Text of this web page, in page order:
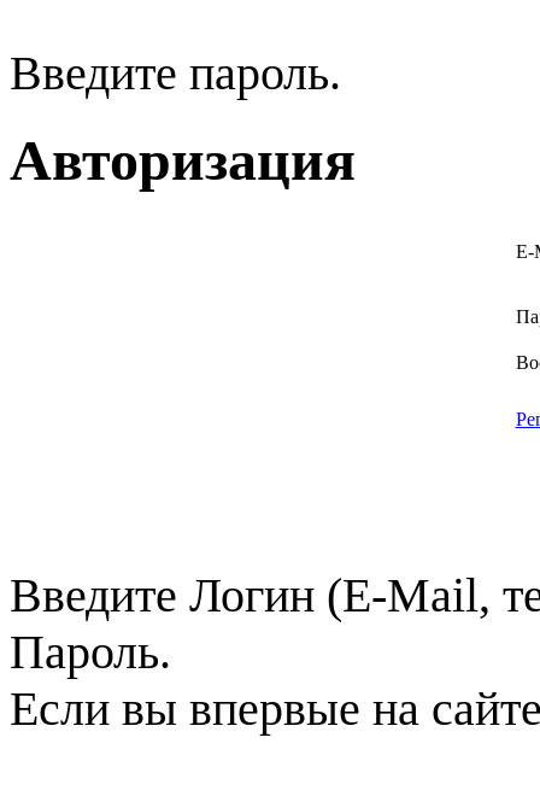
Введите пароль.
Авторизация
E-
Введите Логин (E-Mail,
Пароль.
Если вы впервые на